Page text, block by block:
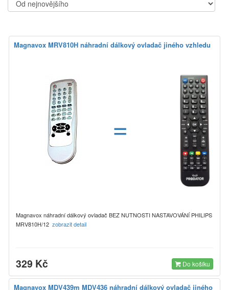
Magnavox MRV810H náhradní dálkový ovladač jiného vzhledu
=
Magnavox náhradní dálkový ovladač BEZ NUTNOSTI NASTAVOVÁNÍ PHILIPS
MRV810H/12 zobrazit detail
329 Kč Do košíku
Magnavox MDV439m MDV436 náhradní dálkový ovladač jiného